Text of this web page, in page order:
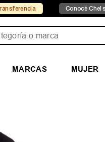
Conocé Chelsea
MARCAS MUJER